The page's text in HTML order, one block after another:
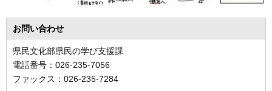
お問い合わせ
県民文化部県民の学び支援課
電話番号：026-235-7056
ファックス：026-235-7284